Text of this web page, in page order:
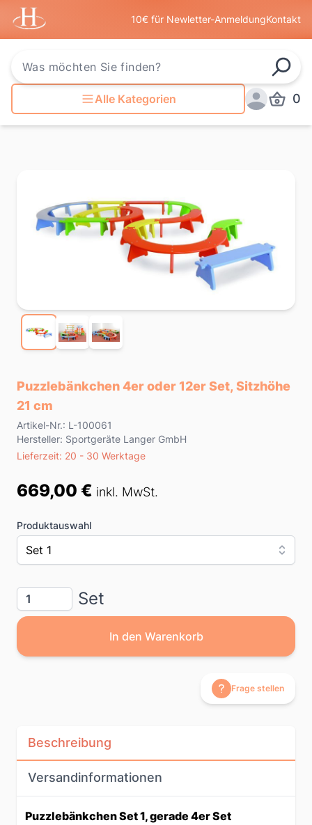
Startseite
10€ für Newletter-AnmeldungKontakt
Alle Kategorien
0
Puzzlebänkchen 4er oder 12er Set, Sitzhöhe
21 cm
Product information
Artikel-Nr.: L-100061
Hersteller: Sportgeräte Langer GmbH
Lieferzeit
Lieferzeit: 20 - 30 Werktage
Preis
669,00 € inkl. MwSt.
Produktauswahl
Set 1
Menge Set
In den Warenkorb
Frage stellen
Beschreibung
Versandinformationen
Puzzlebänkchen Set 1, gerade 4er Set